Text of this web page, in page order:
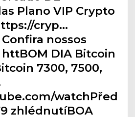
Plano VIP Crypto
cryp…
nossos
DIA Bitcoin
7300, 7500,
watchPřed
zhlédnutíBOA